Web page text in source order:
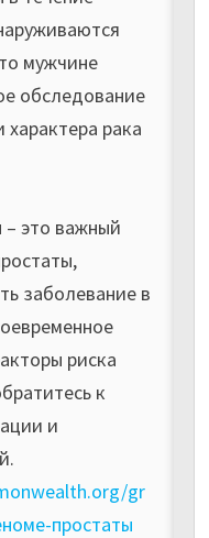
мужчине
обследование
рака
это важный
заболевание в
риска
к
и
gr
простаты